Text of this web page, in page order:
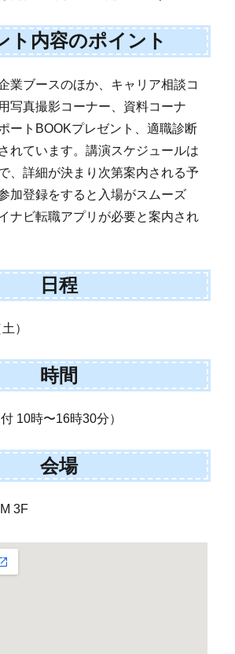
ト内容のポイント
業ブースのほか、キャリア相談コ
写真撮影コーナー、資料コーナ
ートBOOKプレゼント、適職診断
れています。講演スケジュールは
、詳細が決まり次第案内される予
加登録をすると入場がスムーズ
ナビ転職アプリが必要と案内され
日程
）
時間
10時〜16時30分）
会場
3F